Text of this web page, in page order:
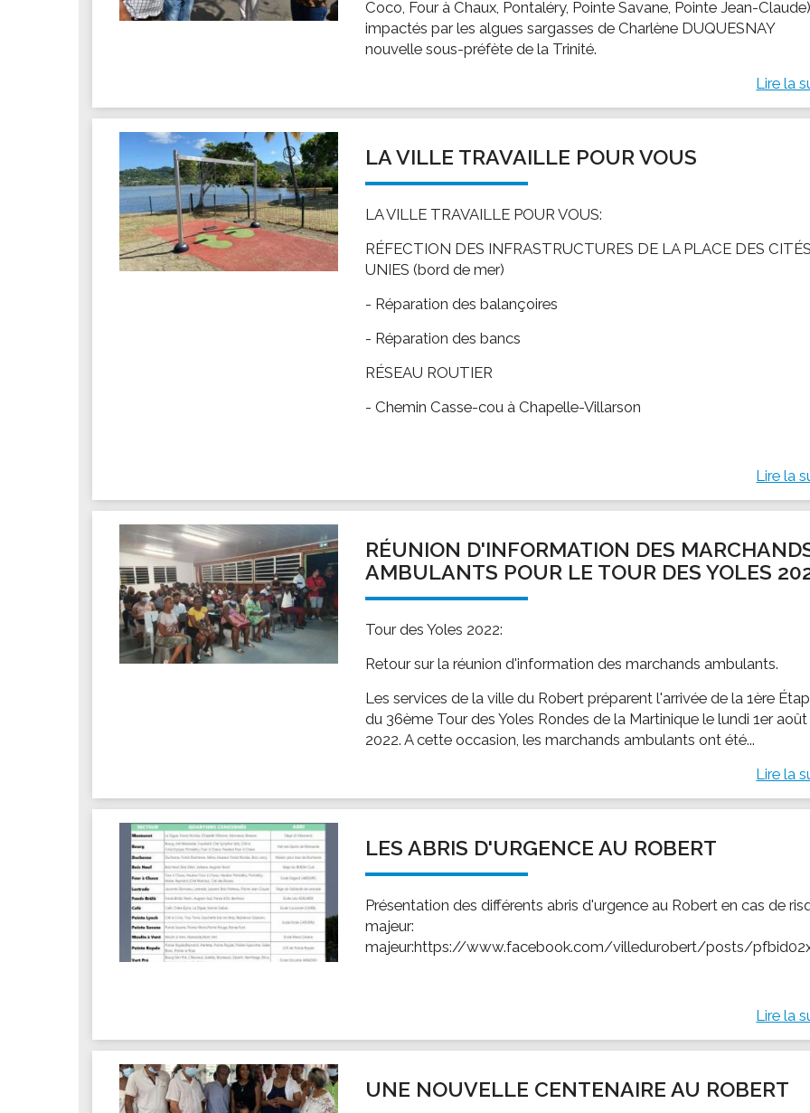
Les associations
VIE PRATIQUE
Les espaces numériques
Infos baignade
Infos sargasse
Toilettes publiques
Stationnement
Coco, Four à Chaux, Pontaléry, Pointe Savane, Pointe Jean-Claude)
impactés par les algues sargasses de Charlène DUQUESNAY
nouvelle sous-préfète de la Trinité.
Lire la
LA VILLE TRAVAILLE POUR VOUS
LA VILLE TRAVAILLE POUR VOUS:
RÉFECTION DES INFRASTRUCTURES DE LA PLACE DES CITÉS
UNIES (bord de mer)
- Réparation des balançoires
- Réparation des bancs
RÉSEAU ROUTIER
- Chemin Casse-cou à Chapelle-Villarson
Lire la
RÉUNION D'INFORMATION DES
AMBULANTS POUR LE TOUR DES YOLES
Tour des Yoles 2022:
Retour sur la réunion d'information des marchands ambulants.
Les services de la ville du Robert préparent l'arrivée de la 1ère
du 36ème Tour des Yoles Rondes de la Martinique le lundi 1er août
2022. A cette occasion, les marchands ambulants ont été...
Lire la
LES ABRIS D'URGENCE AU ROBERT
Présentation des différents abris d'urgence au Robert en cas de
majeur:
majeur:https://www.facebook.com/villedurobert/posts/
Lire la
UNE NOUVELLE CENTENAIRE AU ROBERT